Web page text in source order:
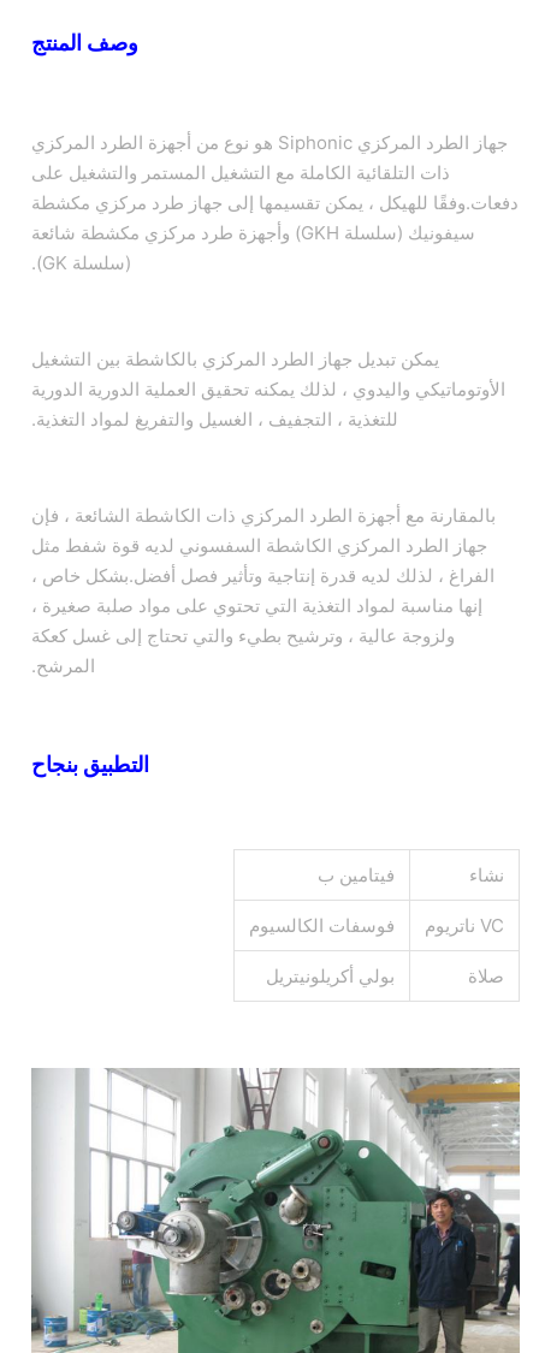
وصف المنتج
جهاز الطرد المركزي Siphonic هو نوع من أجهزة الطرد المركزي
ذات التلقائية الكاملة مع التشغيل المستمر والتشغيل على
دفعات.وفقًا للهيكل ، يمكن تقسيمها إلى جهاز طرد مركزي مكشطة
سيفونيك (سلسلة GKH) وأجهزة طرد مركزي مكشطة شائعة
(سلسلة GK).
يمكن تبديل جهاز الطرد المركزي بالكاشطة بين التشغيل
الأوتوماتيكي واليدوي ، لذلك يمكنه تحقيق العملية الدورية الدورية
للتغذية ، التجفيف ، الغسيل والتفريغ لمواد التغذية.
بالمقارنة مع أجهزة الطرد المركزي ذات الكاشطة الشائعة ، فإن
جهاز الطرد المركزي الكاشطة السفسوني لديه قوة شفط مثل
الفراغ ، لذلك لديه قدرة إنتاجية وتأثير فصل أفضل.بشكل خاص ،
إنها مناسبة لمواد التغذية التي تحتوي على مواد صلبة صغيرة ،
ولزوجة عالية ، وترشيح بطيء والتي تحتاج إلى غسل كعكة
المرشح.
التطبيق بنجاح
نشاء فيتامين ب
VC ناتريوم فوسفات الكالسيوم
صلاة بولي أكريلونيتريل